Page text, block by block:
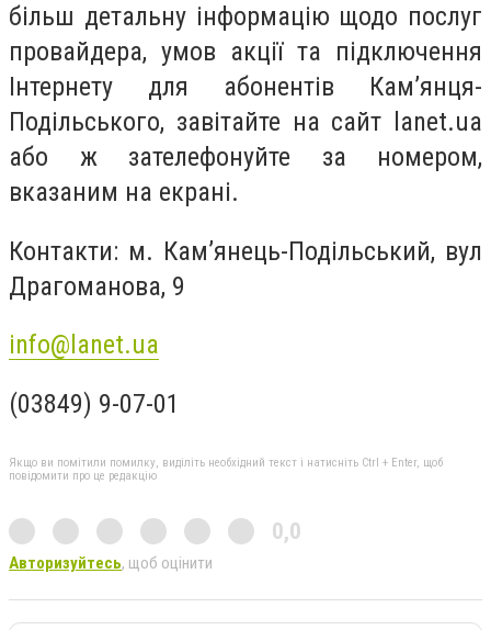
більш детальну інформацію щодо послуг
провайдера, умов акції та підключення
Інтернету для абонентів Кам’янця-
Подільського, завітайте на сайт lanet.ua
або ж зателефонуйте за номером,
вказаним на екрані.
Контакти: м. Кам’янець-Подільський, вул
Драгоманова, 9
info@lanet.ua
(03849) 9-07-01
Якщо ви помітили помилку, виділіть необхідний текст і натисніть Ctrl + Enter, щоб
повідомити про це редакцію
0,0
Авторизуйтесь, щоб оцінити